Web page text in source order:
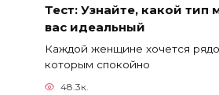
Тест: Узнайте, какой тип
вас идеальный
Каждой женщине хочется
которым спокойно
48.3к.